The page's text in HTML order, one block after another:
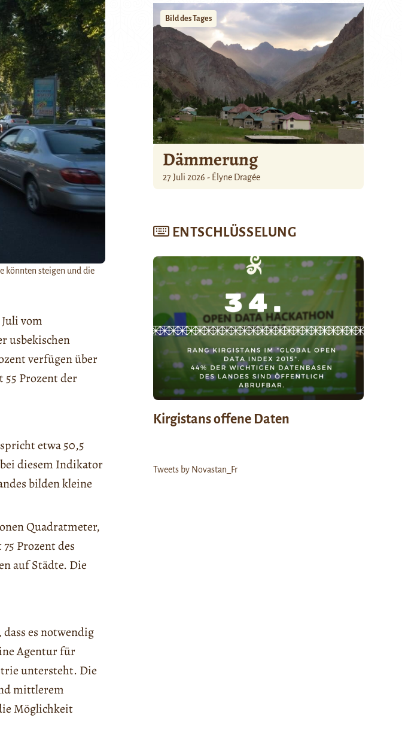
könnten steigen und die
vom
usbekischen
verfügen über
55 Prozent der
etwa 50,5
diesem Indikator
bilden kleine
Quadratmeter,
Prozent des
auf Städte. Die
dass es notwendig
Agentur für
untersteht. Die
mittlerem
Möglichkeit
Bild des Tages
Dämmerung
27 Juli 2026 - Élyne Dragée
ENTSCHLÜSSELUNG
Kirgistans offene Daten
Tweets by Novastan_Fr